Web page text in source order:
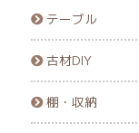
テーブル
古材DIY
棚・収納